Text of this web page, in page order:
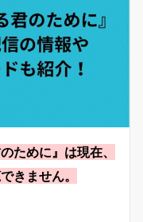
ために』は現在、
きません。